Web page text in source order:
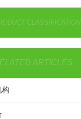
CLASSIFICATION
ARTICLES
构